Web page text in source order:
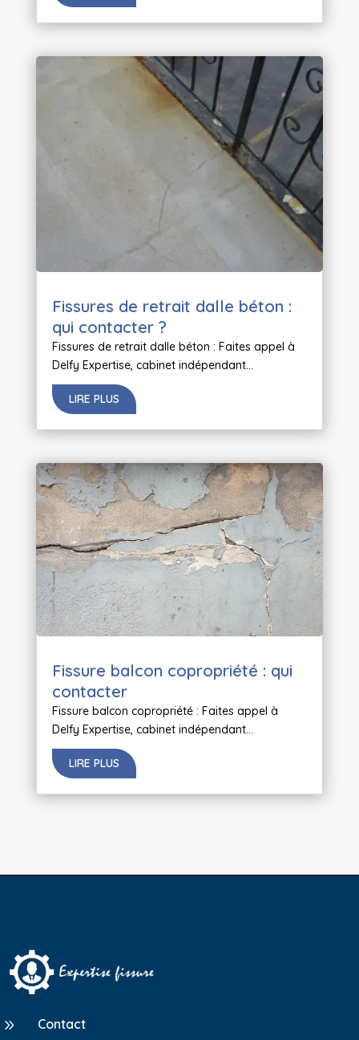
Fissures de retrait dalle béton :
qui contacter ?
Fissures de retrait dalle béton : Faites appel à
Delfy Expertise, cabinet indépendant...
LIRE PLUS
Fissure balcon copropriété : qui
contacter
Fissure balcon copropriété : Faites appel à
Delfy Expertise, cabinet indépendant...
LIRE PLUS
9 Contact